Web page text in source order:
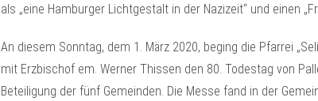
als „eine Hamburger Lichtgestalt in der Nazizeit“ und einen
An diesem Sonntag, dem 1. März 2020, beging die Pfarrei
mit Erzbischof em. Werner Thissen den 80. Todestag von
Beteiligung der fünf Gemeinden. Die Messe fand in der